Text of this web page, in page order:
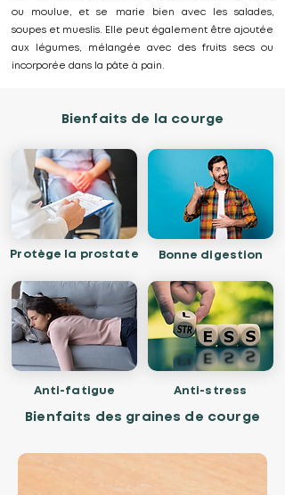
ou moulue, et se marie bien avec les salades,
soupes et mueslis. Elle peut également être ajoutée
aux légumes, mélangée avec des fruits secs ou
incorporée dans la pâte à pain.
Bienfaits de la courge
Protège la prostate
Anti-fatigue
Bonne digestion
Anti-stress
Bienfaits des graines de courge